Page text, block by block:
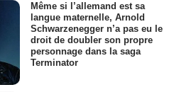
Même si l’allemand est sa
langue maternelle, Arnold
Schwarzenegger n’a pas eu le
droit de doubler son propre
personnage dans la saga
Terminator